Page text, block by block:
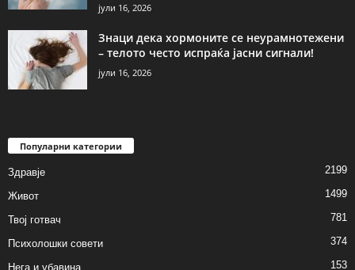
јули 16, 2026
Знаци дека хормоните се неурамнотежени
– телото често испраќа јасни сигнали!
јули 16, 2026
Популарни категории
Здравје 2199
Живот 1499
Твој готвач 781
Психолошки совети 374
Нега и убавина 153